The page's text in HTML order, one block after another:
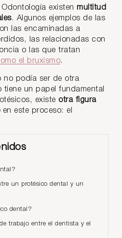
Odontología existen multitud
. Algunos ejemplos de las
las encaminadas a
las relacionadas con
o las que tratan
el bruxismo.
no podía ser de otra
tiene un papel fundamental
existe otra figura
en este proceso: el
un protésico dental y un
dental?
trabajo entre el dentista y el